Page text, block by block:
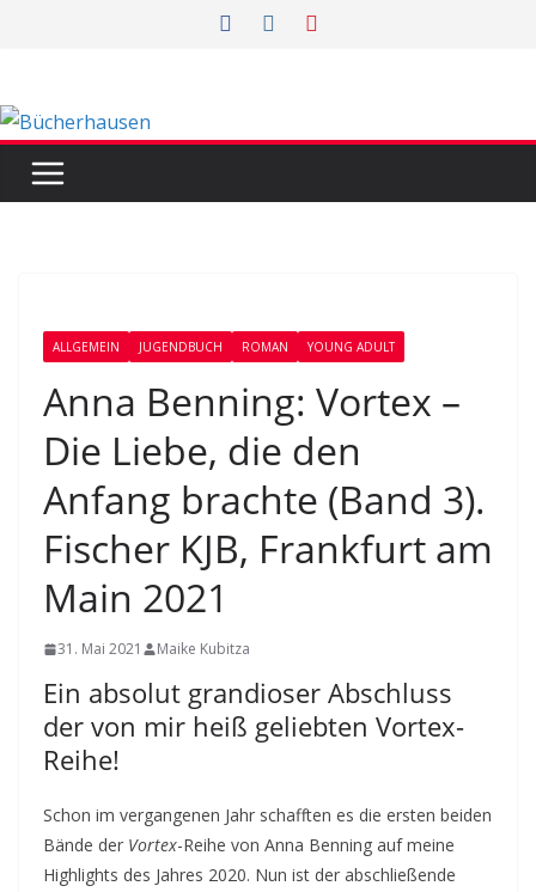
ALLGEMEIN JUGENDBUCH ROMAN YOUNG ADULT
Anna Benning: Vortex –
Die Liebe, die den
Anfang brachte (Band 3).
Fischer KJB, Frankfurt am
Main 2021
31. Mai 2021 Maike Kubitza
Ein absolut grandioser Abschluss
der von mir heiß geliebten Vortex-
Reihe!
Schon im vergangenen Jahr schafften es die ersten beiden
Bände der Vortex-Reihe von Anna Benning auf meine
Highlights des Jahres 2020. Nun ist der abschließende